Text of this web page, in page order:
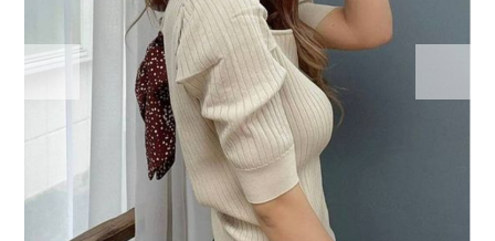
STYLE PHOTO
ACCOUNT
ONLINE STORE